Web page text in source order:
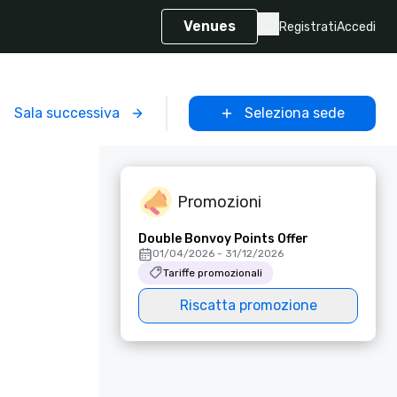
Venues RegistratiAccedi
Sala successiva Seleziona sede
Promozioni
Double Bonvoy Points Offer
01/04/2026 - 31/12/2026
Tariffe promozionali
Riscatta promozione